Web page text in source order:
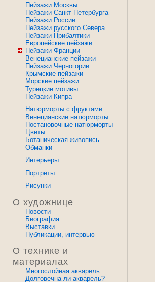
Пейзажи Москвы
Пейзажи Санкт-Петербурга
Пейзажи России
Пейзажи русского Севера
Пейзажи Прибалтики
Европейские пейзажи
Пейзажи Франции
Венецианские пейзажи
Пейзажи Черногории
Крымские пейзажи
Морские пейзажи
Турецкие мотивы
Пейзажи Кипра
Натюрморты с фруктами
Венецианские натюрморты
Постановочные натюрморты
Цветы
Ботаническая живопись
Обманки
Интерьеры
Портреты
Рисунки
О художнице
Новости
Биография
Выставки
Публикации, интервью
О технике и
материалах
Многослойная акварель
Долговечна ли акварель?